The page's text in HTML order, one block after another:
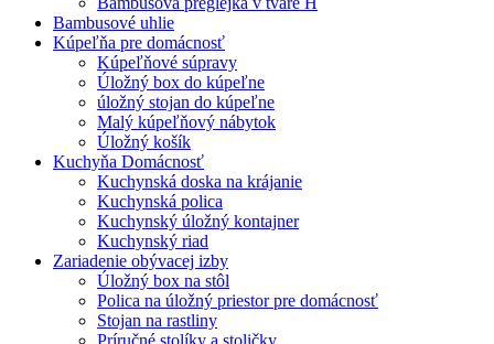
Bambusové uhlie
Kúpeľňa pre domácnosť
Kúpeľňové súpravy
Úložný box do kúpeľne
úložný stojan do kúpeľne
Malý kúpeľňový nábytok
Úložný košík
Kuchyňa Domácnosť
Kuchynská doska na krájanie
Kuchynská polica
Kuchynský úložný kontajner
Kuchynský riad
Zariadenie obývacej izby
Úložný box na stôl
Polica na úložný priestor pre domácnosť
Stojan na rastliny
Príručné stolíky a stoličky